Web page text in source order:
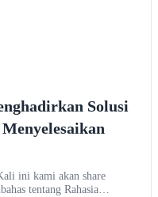
Solusi
ini kami akan share
tentang Rahasia…